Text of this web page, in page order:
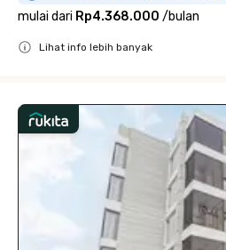
mulai dari Rp4.368.000 /bulan
Lihat info lebih banyak